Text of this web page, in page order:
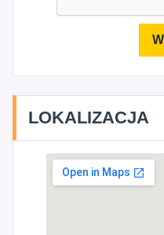
LOKALIZACJA